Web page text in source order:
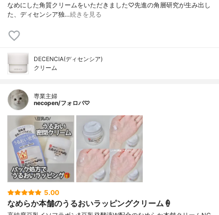
なめにした角質クリームをいただきました♡先進の角層研究が生み出し
た、ディセンシア独…続きを見る
DECENCIA(ディセンシア)
クリーム
専業主婦
necopen/フォロバ♡
5.00
なめらか本舗のうるおいラッピングクリーム🍦